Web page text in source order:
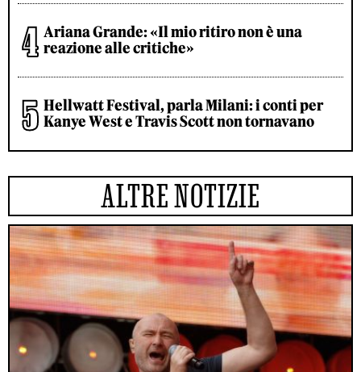
Ariana Grande: «Il mio ritiro non è una
reazione alle critiche»
Hellwatt Festival, parla Milani: i conti per
Kanye West e Travis Scott non tornavano
ALTRE NOTIZIE